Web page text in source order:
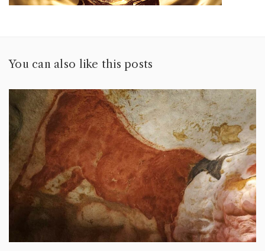
You can also like this posts